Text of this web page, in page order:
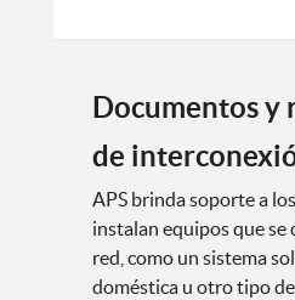
Documentos y
de
APS brinda soporte a
instalan equipos que se
red, como un sistema
doméstica u otro tipo